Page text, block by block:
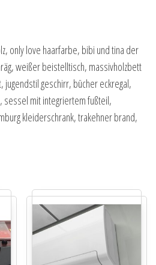
only love haarfarbe, bibi und tina der
weißer beistelltisch, massivholzbett
geschirr, bücher eckregal,
sessel mit integriertem fußteil,
kleiderschrank, trakehner brand,